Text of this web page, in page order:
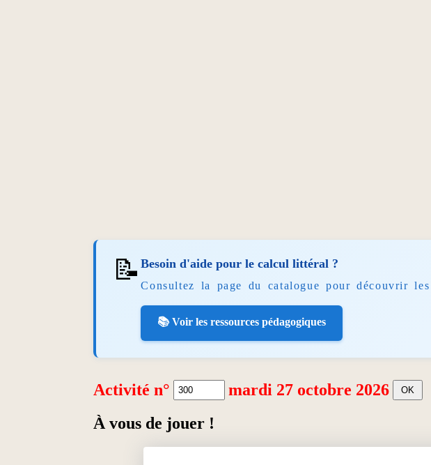
📝Besoin d'aide pour le calcul littéral ?
Consultez la page du catalogue pour découvrir les
📚 Voir les ressources pédagogiques
Activité n°
mardi 27 octobre 2026
À vous de jouer !